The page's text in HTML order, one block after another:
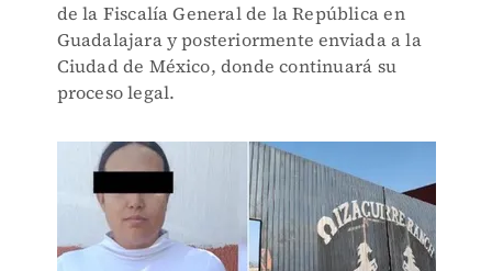
de la Fiscalía General de la República en
Guadalajara y posteriormente enviada a la
Ciudad de México, donde continuará su
proceso legal.